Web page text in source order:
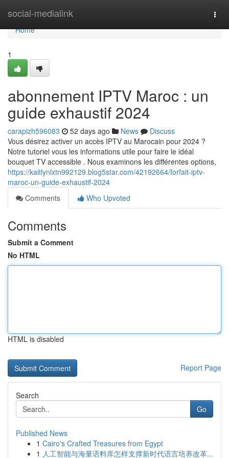
social-medialink
Home
Home
1
abonnement IPTV Maroc : un
guide exhaustif 2024
carapizh596083 52 days ago News
Discuss
Vous désirez activer un accès IPTV au Marocain pour 2024 ?
Notre tutoriel vous les informations utile pour faire le idéal
bouquet TV accessible . Nous examinons les différentes options,
https://kaitlynlxtn992129.blog5star.com/42192664/forfait-iptv-
maroc-un-guide-exhaustif-2024
Comments
Who Upvoted
Comments
Submit a Comment
No HTML
HTML is disabled
Report Page
Search
Go
Published News
1 Cairo's Crafted Treasures from Egypt
1 人工智能与海量语料库怎样支撑新时代语言培养改革...